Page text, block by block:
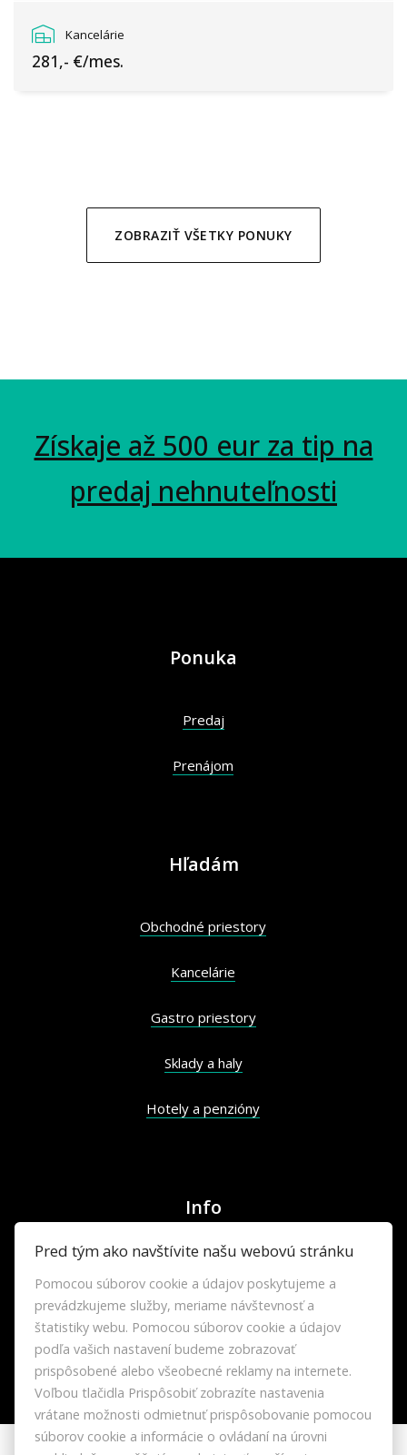
Kancelárie
281,- €/mes.
ZOBRAZIŤ VŠETKY PONUKY
Získaje až 500 eur za tip na
predaj nehnuteľnosti
Ponuka
Predaj
Prenájom
Hľadám
Obchodné priestory
Kancelárie
Gastro priestory
Sklady a haly
Hotely a penzióny
Info
Napíšte nám
Blog
Pred tým ako navštívite našu webovú stránku
Pomocou súborov cookie a údajov poskytujeme a
prevádzkujeme služby, meriame návštevnosť a
štatistiky webu. Pomocou súborov cookie a údajov
podľa vašich nastavení budeme zobrazovať
prispôsobené alebo všeobecné reklamy na internete.
Voľbou tlačidla Prispôsobiť zobrazíte nastavenia
vrátane možnosti odmietnuť prispôsobovanie pomocou
súborov cookie a informácie o ovládaní na úrovni